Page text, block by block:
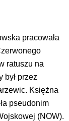
pracowała
ratuszu na
był przez
Księżna
pseudonim
(NOW).